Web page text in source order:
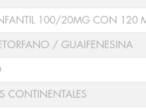
100/20MG CON 120
/ GUAIFENESINA
CONTINENTALES